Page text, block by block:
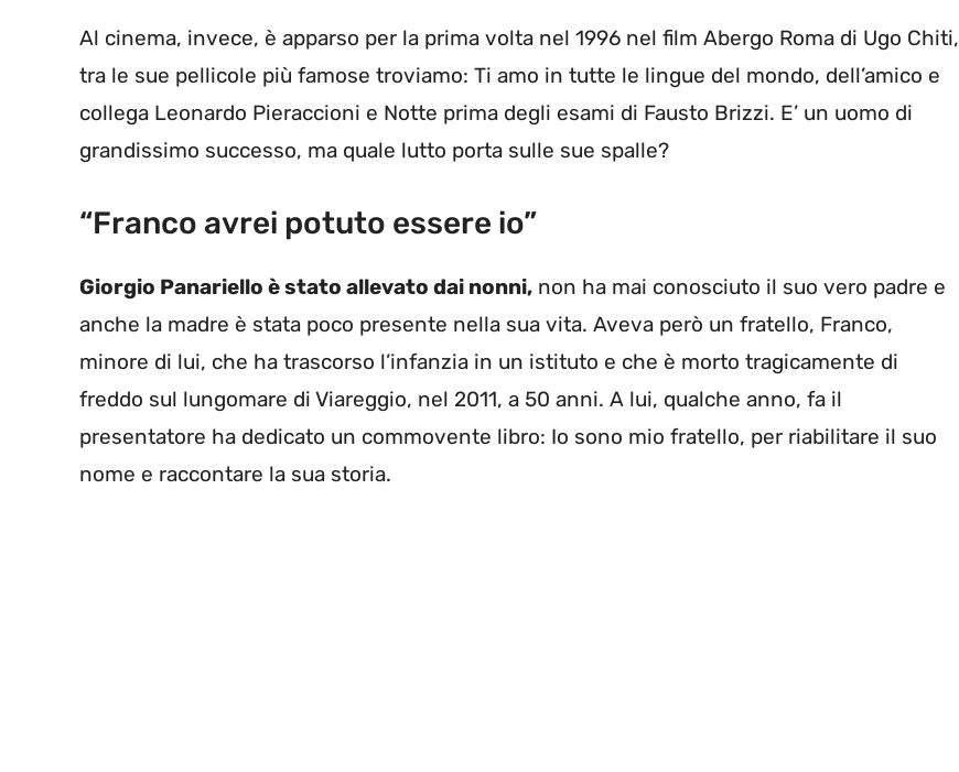
Al cinema, invece, è apparso per la prima volta nel 1996 nel film Abergo Roma di Ugo Chiti,
tra le sue pellicole più famose troviamo: Ti amo in tutte le lingue del mondo, dell’amico e
collega Leonardo Pieraccioni e Notte prima degli esami di Fausto Brizzi. E’ un uomo di
grandissimo successo, ma quale lutto porta sulle sue spalle?
“Franco avrei potuto essere io”
Giorgio Panariello è stato allevato dai nonni, non ha mai conosciuto il suo vero padre e
anche la madre è stata poco presente nella sua vita. Aveva però un fratello, Franco,
minore di lui, che ha trascorso l’infanzia in un istituto e che è morto tragicamente di
freddo sul lungomare di Viareggio, nel 2011, a 50 anni. A lui, qualche anno, fa il
presentatore ha dedicato un commovente libro: Io sono mio fratello, per riabilitare il suo
nome e raccontare la sua storia.